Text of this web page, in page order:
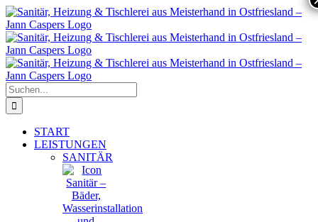
Zum
Inhalt
springen
Suche
nach:
START
LEISTUNGEN
SANITÄR